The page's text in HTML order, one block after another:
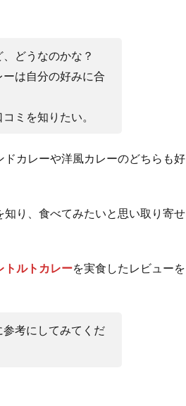
どうなのかな？
ーは自分の好みに合
ミを知りたい。
カレーや洋風カレーのどちらも好
り、食べてみたいと思い取り寄せ
トルトカレーを実食したレビューを
考にしてみてくだ